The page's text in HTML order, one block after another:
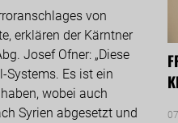
von
erklären der Kärntner
Josef Ofner: „Diese
Systems. Es ist ein
wobei auch
Syrien abgesetzt und